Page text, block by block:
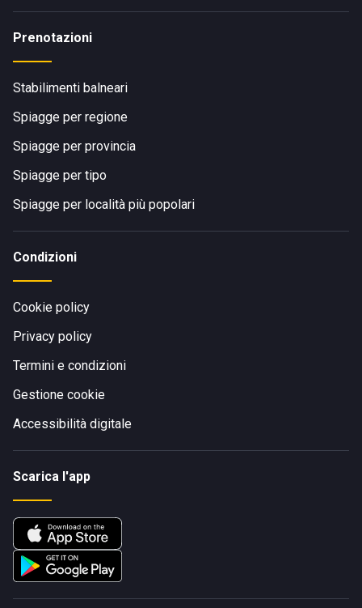
Prenotazioni
Stabilimenti balneari
Spiagge per regione
Spiagge per provincia
Spiagge per tipo
Spiagge per località più popolari
Condizioni
Cookie policy
Privacy policy
Termini e condizioni
Gestione cookie
Accessibilità digitale
Scarica l'app